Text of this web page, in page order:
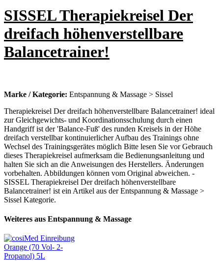
SISSEL Therapiekreisel Der
dreifach höhenverstellbare
Balancetrainer!
Marke / Kategorie: Entspannung & Massage > Sissel
Therapiekreisel Der dreifach höhenverstellbare Balancetrainer! ideal
zur Gleichgewichts- und Koordinationsschulung durch einen
Handgriff ist der 'Balance-Fuß' des runden Kreisels in der Höhe
dreifach verstellbar kontinuierlicher Aufbau des Trainings ohne
Wechsel des Trainingsgerätes möglich Bitte lesen Sie vor Gebrauch
dieses Therapiekreisel aufmerksam die Bedienungsanleitung und
halten Sie sich an die Anweisungen des Herstellers. Änderungen
vorbehalten. Abbildungen können vom Original abweichen. -
SISSEL Therapiekreisel Der dreifach höhenverstellbare
Balancetrainer! ist ein Artikel aus der Entspannung & Massage >
Sissel Kategorie.
Weiteres aus Entspannung & Massage